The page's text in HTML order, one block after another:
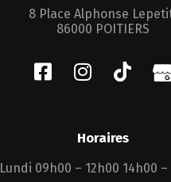
8 Place Alphonse
86000 POITIERS
Horaires
Lundi 09h00 – 12h00 14h00 –